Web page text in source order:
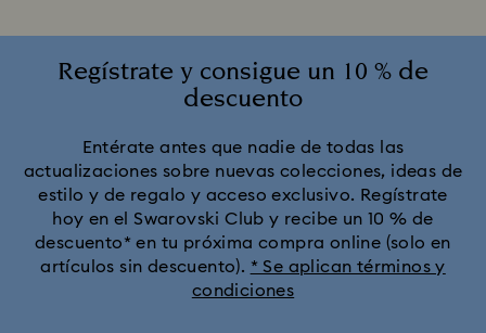
Regístrate y consigue un 10 % de
descuento
Entérate antes que nadie de todas las
actualizaciones sobre nuevas colecciones, ideas de
estilo y de regalo y acceso exclusivo. Regístrate
hoy en el Swarovski Club y recibe un 10 % de
descuento* en tu próxima compra online (solo en
artículos sin descuento). * Se aplican términos y
condiciones